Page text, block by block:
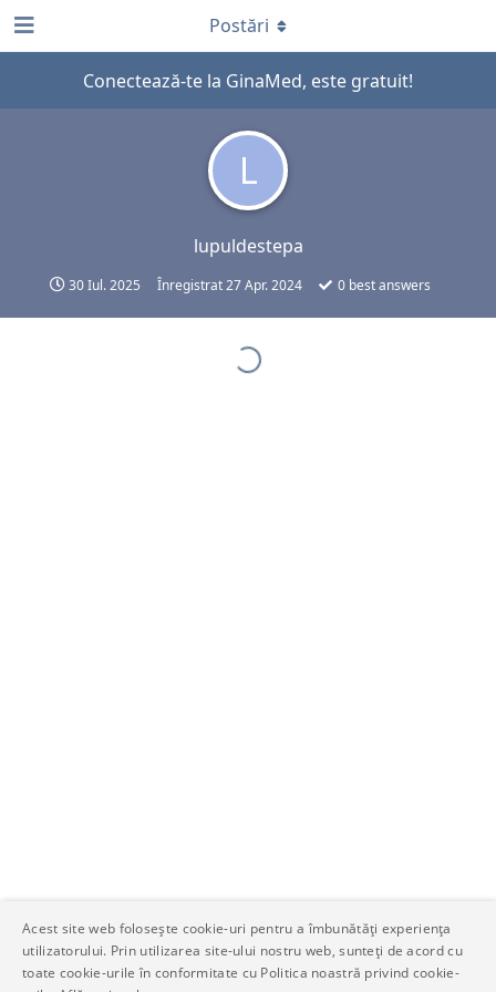
Conectează-te la GinaMed, este gratuit!
L
lupuldestepa
30 Iul. 2025 Înregistrat27 Apr. 2024 0best answers
Postări
Acest site web folosește cookie-uri pentru a îmbunătăți experiența
utilizatorului. Prin utilizarea site-ului nostru web, sunteți de acord cu
toate cookie-urile în conformitate cu Politica noastră privind cookie-